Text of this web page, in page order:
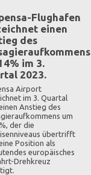
Flughafen
einen
des
im 3.
2023.
Airport
im 3. Quartal
Anstieg des
um
der die
übertrifft
Position als
europäisches
Drehkreuz